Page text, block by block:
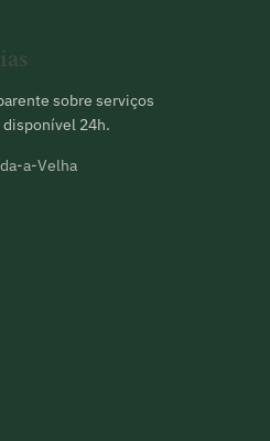
sobre serviços
24h.
a-Velha